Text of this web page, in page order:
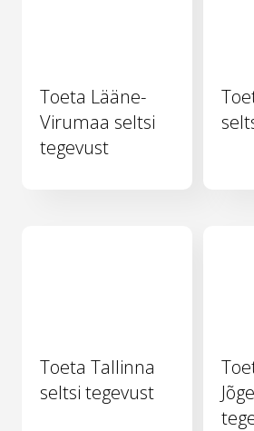
Toeta Lääne-
Virumaa seltsi
tegevust
Toeta Tallinna
seltsi tegevust